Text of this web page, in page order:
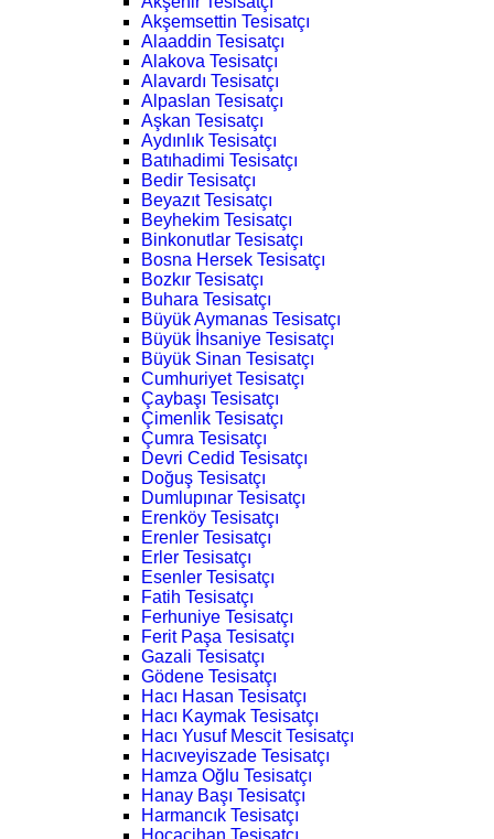
Akşemsettin Tesisatçı
Alaaddin Tesisatçı
Alakova Tesisatçı
Alavardı Tesisatçı
Alpaslan Tesisatçı
Aşkan Tesisatçı
Aydınlık Tesisatçı
Batıhadimi Tesisatçı
Bedir Tesisatçı
Beyazıt Tesisatçı
Beyhekim Tesisatçı
Binkonutlar Tesisatçı
Bosna Hersek Tesisatçı
Bozkır Tesisatçı
Buhara Tesisatçı
Büyük Aymanas Tesisatçı
Büyük İhsaniye Tesisatçı
Büyük Sinan Tesisatçı
Cumhuriyet Tesisatçı
Çaybaşı Tesisatçı
Çimenlik Tesisatçı
Çumra Tesisatçı
Devri Cedid Tesisatçı
Doğuş Tesisatçı
Dumlupınar Tesisatçı
Erenköy Tesisatçı
Erenler Tesisatçı
Erler Tesisatçı
Esenler Tesisatçı
Fatih Tesisatçı
Ferhuniye Tesisatçı
Ferit Paşa Tesisatçı
Gazali Tesisatçı
Gödene Tesisatçı
Hacı Hasan Tesisatçı
Hacı Kaymak Tesisatçı
Hacı Yusuf Mescit Tesisatçı
Hacıveyiszade Tesisatçı
Hamza Oğlu Tesisatçı
Hanay Başı Tesisatçı
Harmancık Tesisatçı